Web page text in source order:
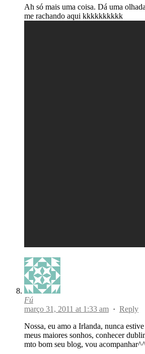
Ah só mais uma coisa. Dá uma
me rachando aqui kkkkkkkkkk
Fú
março 31, 2011 at 1:33 am · Reply
Nossa, eu amo a Irlanda, nunca
meus maiores sonhos, conhecer
mto bom seu blog, vou